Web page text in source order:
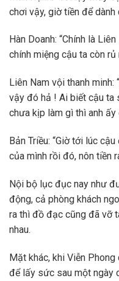
chơi vậy, giờ tiền để dành
Hàn Doanh: “Chính là
chính miệng cậu ta còn
Liên Nam vội thanh
vậy đó hả ! Ai biết cậu ta
chưa kịp làm gì thì anh
Bản Triều: “Giờ tới lúc
của mình rồi đó, nôn tiền
Nội bộ lục đục nay như
động, cả phòng khách
ra thì đồ đạc cũng đã vỡ
nhau.
Mặt khác, khi Viễn
để lấy sức sau một ngày